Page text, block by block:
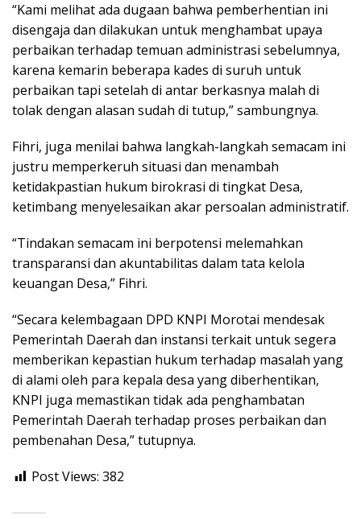
“Kami melihat ada dugaan bahwa pemberhentian ini
disengaja dan dilakukan untuk menghambat upaya
perbaikan terhadap temuan administrasi sebelumnya,
karena kemarin beberapa kades di suruh untuk
perbaikan tapi setelah di antar berkasnya malah di
tolak dengan alasan sudah di tutup,” sambungnya.
Fihri, juga menilai bahwa langkah-langkah semacam ini
justru memperkeruh situasi dan menambah
ketidakpastian hukum birokrasi di tingkat Desa,
ketimbang menyelesaikan akar persoalan administratif.
“Tindakan semacam ini berpotensi melemahkan
transparansi dan akuntabilitas dalam tata kelola
keuangan Desa,” Fihri.
“Secara kelembagaan DPD KNPI Morotai mendesak
Pemerintah Daerah dan instansi terkait untuk segera
memberikan kepastian hukum terhadap masalah yang
di alami oleh para kepala desa yang diberhentikan,
KNPI juga memastikan tidak ada penghambatan
Pemerintah Daerah terhadap proses perbaikan dan
pembenahan Desa,” tutupnya.
Post Views: 382